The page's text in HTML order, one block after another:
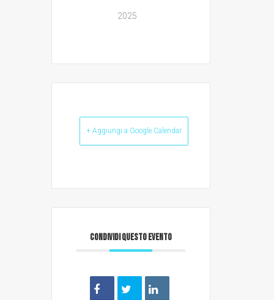
2025
+ Aggiungi a Google Calendar
CONDIVIDI QUESTO EVENTO